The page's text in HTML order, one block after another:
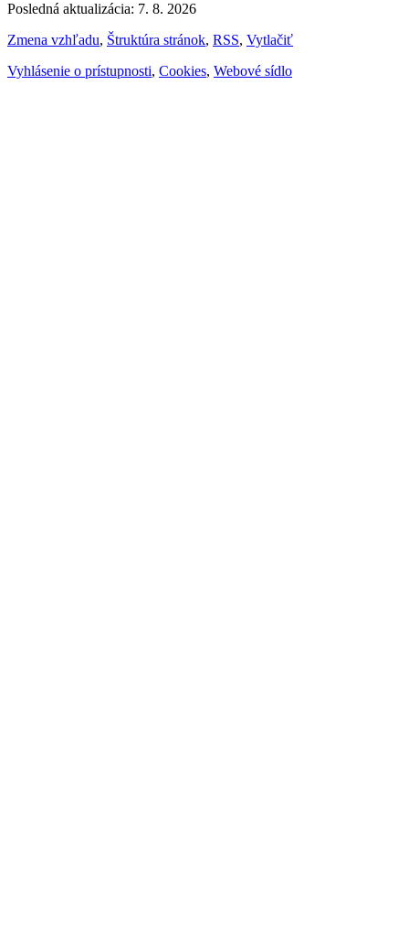
Posledná aktualizácia: 7. 8. 2026
Zmena vzhľadu, Štruktúra stránok, RSS, Vytlačiť
Vyhlásenie o prístupnosti, Cookies, Webové sídlo